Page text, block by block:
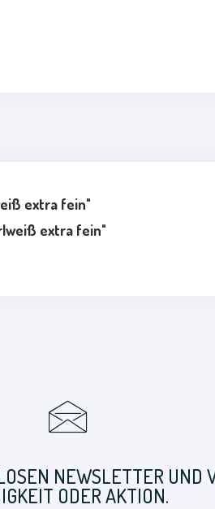
extra fein"
extra fein"
NEWSLETTER UND
ODER AKTION.